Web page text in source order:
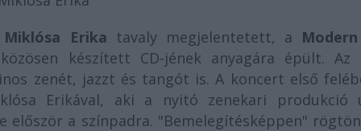
Miklósa Erika tavaly megjelentetett, a
készített CD-jének anyagára épült. Az
zenét, jazzt és tangót is. A koncert első
Erikával, aki a nyitó zenekari produkció
először a színpadra. "Bemelegítésképpen"